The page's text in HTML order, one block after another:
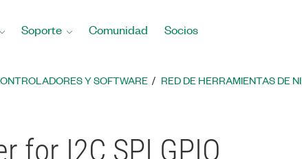
Soporte Comunidad Socios
Y SOFTWARE RED DE HERRAMIENTAS DE NI
for I2C SPI GPIO